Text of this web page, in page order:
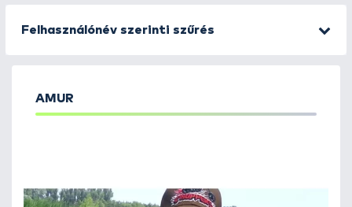
Felhasználónév szerinti szűrés
AMUR